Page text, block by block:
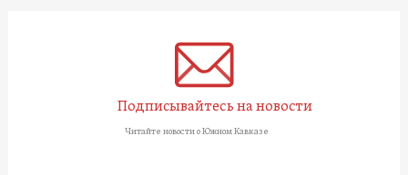
Подписывайтесь на новости
Читайте новости о Южном Кавказе